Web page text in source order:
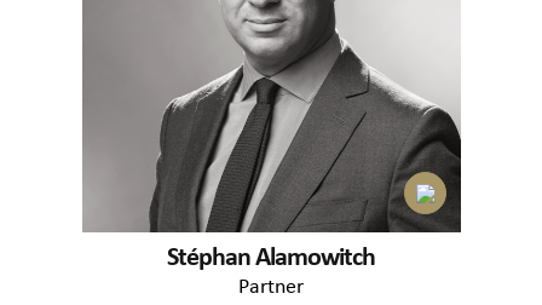
Stéphan Alamowitch
Partner